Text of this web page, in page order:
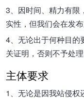
3、因时间、精力有限
实性，但我们会在发
4、无论出于何种目的
关证明，否则不予处
主体要求
1、无论是因我站侵权